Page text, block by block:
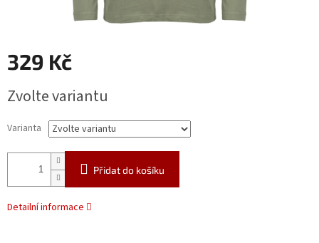
329 Kč
cena:
Zvolte variantu
Varianta
Přidat do košíku
Detailní informace